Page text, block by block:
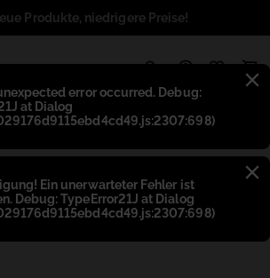
error occurred. Debug:
at Dialog
Ein unerwarteter Fehler ist
Debug: TypeError21J at Dialog
Produkte, niedrigere Preise!